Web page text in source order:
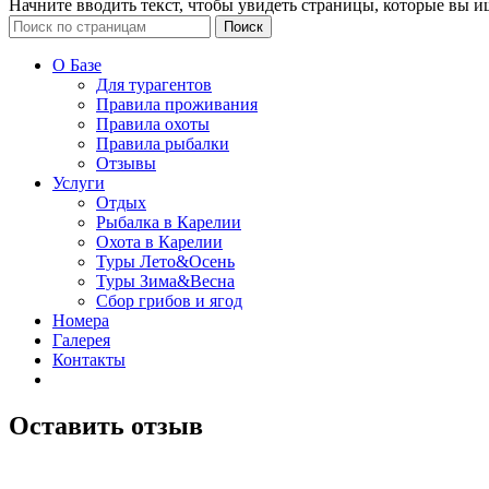
Начните вводить текст, чтобы увидеть страницы, которые вы
Поиск
О Базе
Для турагентов
Правила проживания
Правила охоты
Правила рыбалки
Отзывы
Услуги
Отдых
Рыбалка в Карелии
Охота в Карелии
Туры Лето&Осень
Туры Зима&Весна
Сбор грибов и ягод
Номера
Галерея
Контакты
Оставить отзыв